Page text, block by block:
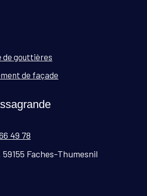
de gouttières
de façade
49 78
59155 Faches-Thumesnil